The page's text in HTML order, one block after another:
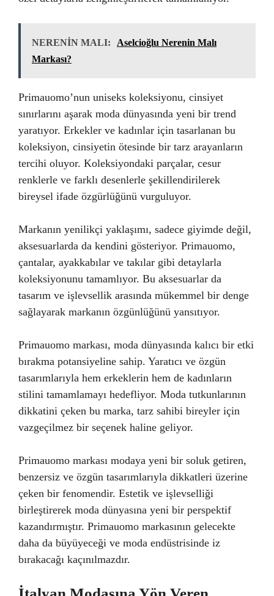
NERENİN MALI:
Aselcioğlu Nerenin Malı
Markası?
Primauomo’nun uniseks koleksiyonu, cinsiyet
sınırlarını aşarak moda dünyasında yeni bir trend
yaratıyor. Erkekler ve kadınlar için tasarlanan bu
koleksiyon, cinsiyetin ötesinde bir tarz arayanların
tercihi oluyor. Koleksiyondaki parçalar, cesur
renklerle ve farklı desenlerle şekillendirilerek
bireysel ifade özgürlüğünü vurguluyor.
Markanın yenilikçi yaklaşımı, sadece giyimde değil,
aksesuarlarda da kendini gösteriyor. Primauomo,
çantalar, ayakkabılar ve takılar gibi detaylarla
koleksiyonunu tamamlıyor. Bu aksesuarlar da
tasarım ve işlevsellik arasında mükemmel bir denge
sağlayarak markanın özgünlüğünü yansıtıyor.
Primauomo markası, moda dünyasında kalıcı bir etki
bırakma potansiyeline sahip. Yaratıcı ve özgün
tasarımlarıyla hem erkeklerin hem de kadınların
stilini tamamlamayı hedefliyor. Moda tutkunlarının
dikkatini çeken bu marka, tarz sahibi bireyler için
vazgeçilmez bir seçenek haline geliyor.
Primauomo markası modaya yeni bir soluk getiren,
benzersiz ve özgün tasarımlarıyla dikkatleri üzerine
çeken bir fenomendir. Estetik ve işlevselliği
birleştirerek moda dünyasına yeni bir perspektif
kazandırmıştır. Primauomo markasının gelecekte
daha da büyüyeceği ve moda endüstrisinde iz
bırakacağı kaçınılmazdır.